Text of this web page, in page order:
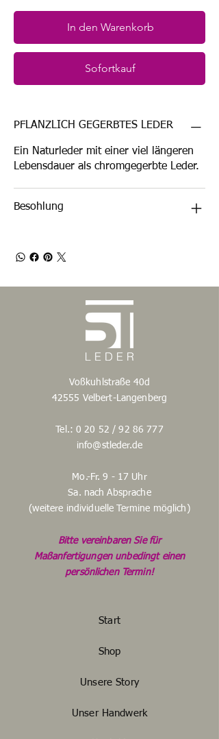
In den Warenkorb
Sofortkauf
PFLANZLICH GEGERBTES LEDER
Ein Naturleder mit einer viel längeren
Lebensdauer als chromgegerbte Leder.
Besohlung
Voßkuhlstraße 40d
42555 Velbert-Langenberg
Tel.: 0 20 52 /92 86 777
info@stleder.de
Mo.-Fr. 9 - 17 Uhr
Sa. nach Absprache
(weitere individuelle Termine möglich)
Bitte vereinbaren Sie für
Maßanfertigungen unbedingt einen
persönlichen Termin!
Start
Shop
Unsere Story
Unser Handwerk